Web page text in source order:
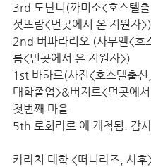
3rd 도난니(까미소<호스텔
섯뜨람<먼곳에서 온 지원자
2nd 버파라리오 (사무엘<호
름<먼곳에서 온 지원자>)
1st 바하르(사전<호스텔출
대학졸업>&버지르<먼곳에
첫번째 마을
5th 로회라로 에 개척됨. 감
카라치 대학 <떠니라즈, 사후